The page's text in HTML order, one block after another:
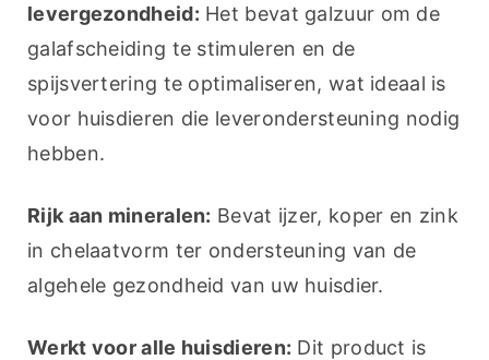
levergezondheid: Het bevat galzuur om de
galafscheiding te stimuleren en de
spijsvertering te optimaliseren, wat ideaal is
voor huisdieren die leverondersteuning nodig
hebben.
Rijk aan mineralen: Bevat ijzer, koper en zink
in chelaatvorm ter ondersteuning van de
algehele gezondheid van uw huisdier.
Werkt voor alle huisdieren: Dit product is